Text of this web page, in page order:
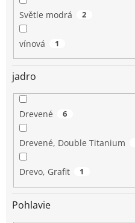
Světle modrá 2
vínová 1
jadro
Drevené 6
Drevené, Double Titanium
Drevo, Grafit 1
Pohlavie